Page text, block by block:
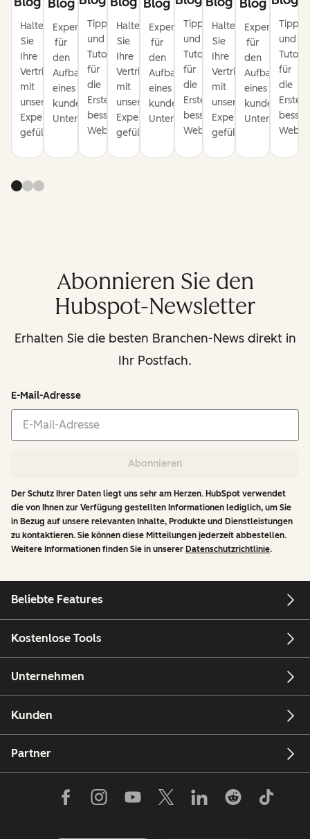
Halten
Sie
Ihre
Vertriebspipeline
mit
unseren
Expertentipps
gefüllt.
Blog
Expertentipps
für
den
Aufbau
eines
kundenorientierten
Unternehmens.
Tipps
und
Tutorials
für
die
Erstellung
besserer
Websites.
Halten
Sie
Ihre
Vertriebspipeline
mit
unseren
Expertentipps
gefüllt.
Blog
Expertentipps
für
den
Aufbau
eines
kundenorientierten
Unternehmens.
Tipps
und
Tutorials
für
die
Erstellung
besserer
Websites.
Halten
Sie
Ihre
Vertriebspipeline
mit
unseren
Expertentipps
gefüllt.
Blog
Expertentipps
für
den
Aufbau
eines
Tipps
und
für
die
Abonnieren Sie den
Hubspot-Newsletter
Erhalten Sie die besten Branchen-News direkt in
Ihr Postfach.
E-Mail-Adresse
Abonnieren
Der Schutz Ihrer Daten liegt uns sehr am Herzen. HubSpot verwendet
die von Ihnen zur Verfügung gestellten Informationen lediglich, um Sie
in Bezug auf unsere relevanten Inhalte, Produkte und Dienstleistungen
zu kontaktieren. Sie können diese Mitteilungen jederzeit abbestellen.
Weitere Informationen finden Sie in unserer Datenschutzrichtlinie.
Beliebte Features
Kostenlose Tools
Unternehmen
Kunden
Partner